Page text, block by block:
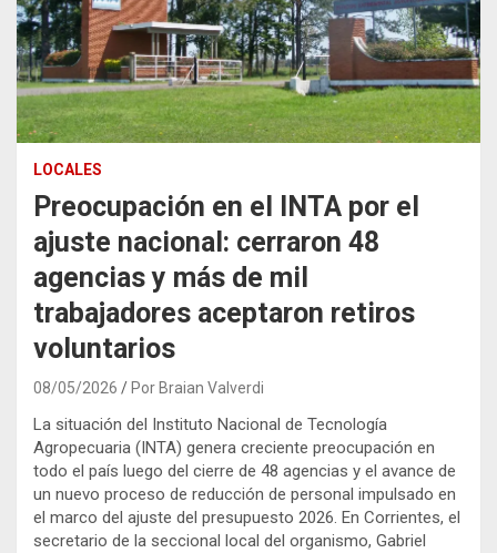
LOCALES
Preocupación en el INTA por el
ajuste nacional: cerraron 48
agencias y más de mil
trabajadores aceptaron retiros
voluntarios
08/05/2026 Por Braian Valverdi
La situación del Instituto Nacional de Tecnología
Agropecuaria (INTA) genera creciente preocupación en
todo el país luego del cierre de 48 agencias y el avance de
un nuevo proceso de reducción de personal impulsado en
el marco del ajuste del presupuesto 2026. En Corrientes, el
secretario de la seccional local del organismo, Gabriel